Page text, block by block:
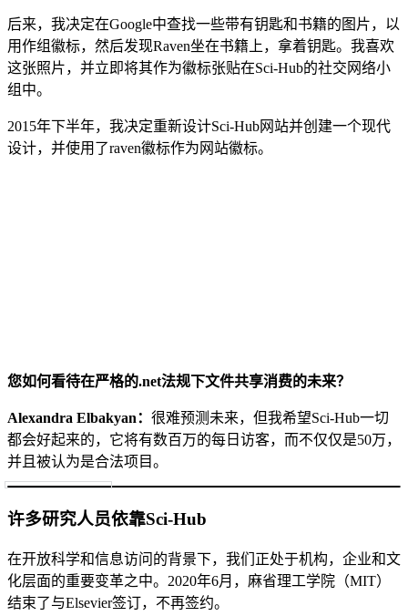
后来，我决定在Google中查找一些带有钥匙和书籍的图片，以
用作组徽标，然后发现Raven坐在书籍上，拿着钥匙。我喜欢
这张照片，并立即将其作为徽标张贴在Sci-Hub的社交网络小
组中。
2015年下半年，我决定重新设计Sci-Hub网站并创建一个现代
设计，并使用了raven徽标作为网站徽标。
您如何看待在严格的.net法规下文件共享消费的未来？
Alexandra Elbakyan： 很难预测未来，但我希望Sci-Hub一切
都会好起来的，它将有数百万的每日访客，而不仅仅是50万，
并且被认为是合法项目。
许多研究人员依靠Sci-Hub
在开放科学和信息访问的背景下，我们正处于机构，企业和文
化层面的重要变革之中。2020年6月，麻省理工学院（MIT）
结束了与Elsevier签订，不再签约。